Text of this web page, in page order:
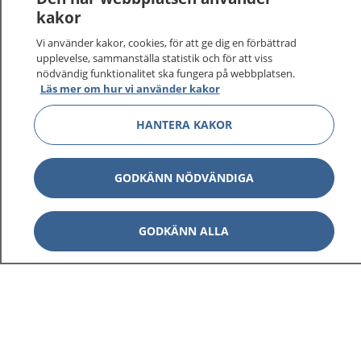
På 1177.se får du råd om hälsa och information om
sjukdomar och vilka mottagningar du kan kontakta.
Logga in för att läsa din journal och göra dina
vårdärenden. Ring telefonnummer 1177 för
sjukvårdsrådgivning dygnet runt.
1177 ger dig råd när du vill må bättre.
1177 på flera språk Visa
kakor
Vi använder kakor, cookies, för att ge dig en förbättrad
upplevelse, sammanställa statistik och för att viss
nödvändig funktionalitet ska fungera på webbplatsen.
Läs mer om hur vi använder kakor
HANTERA KAKOR
GODKÄNN NÖDVÄNDIGA
GODKÄNN ALLA